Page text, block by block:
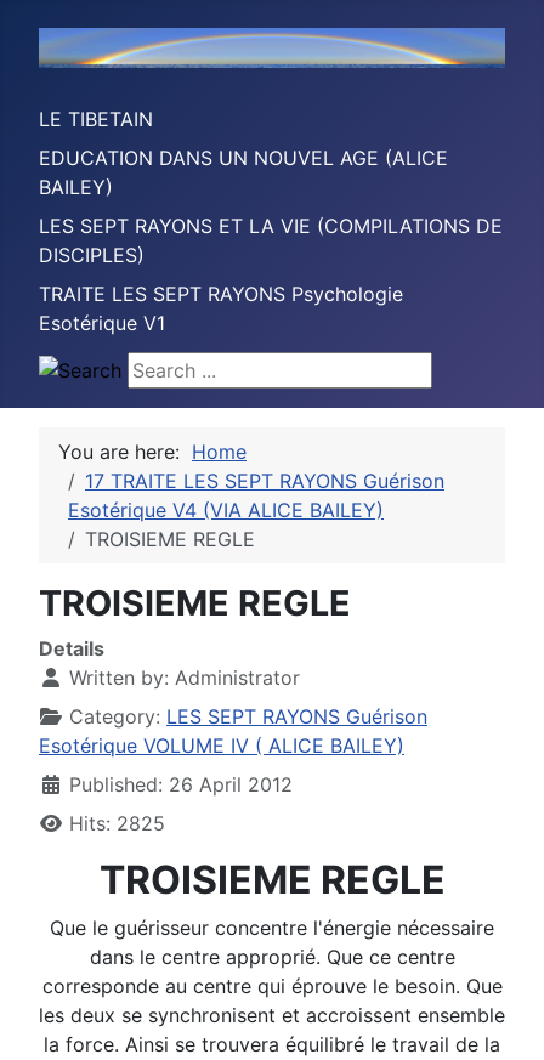
LE TIBETAIN
EDUCATION DANS UN NOUVEL AGE (ALICE
BAILEY)
LES SEPT RAYONS ET LA VIE (COMPILATIONS DE
DISCIPLES)
TRAITE LES SEPT RAYONS Psychologie
Esotérique V1
Search ...
You are here: Home
17 TRAITE LES SEPT RAYONS Guérison
Esotérique V4 (VIA ALICE BAILEY)
TROISIEME REGLE
TROISIEME REGLE
Details
Written by: Administrator
Category: LES SEPT RAYONS Guérison
Esotérique VOLUME IV ( ALICE BAILEY)
Published: 26 April 2012
Hits: 2825
TROISIEME REGLE
Que le guérisseur concentre l'énergie nécessaire
dans le centre approprié. Que ce centre
corresponde au centre qui éprouve le besoin. Que
les deux se synchronisent et accroissent ensemble
la force. Ainsi se trouvera équilibré le travail de la